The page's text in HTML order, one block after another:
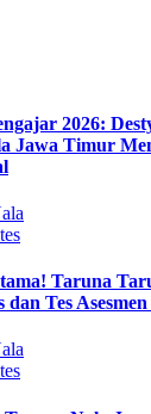
2026:
Jawa Timur
Taruna
dan Tes